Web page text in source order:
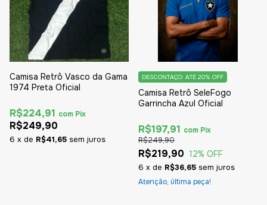
Camisa Retrô Vasco da Gama
1974 Preta Oficial
R$249,90
6 x de R$41,65 sem juros
R$224,91 com Pix
Camisa Retrô SeleFogo
Garrincha Azul Oficial
R$219,90
R$249,90
12% OFF
6 x de R$36,65 sem juros
DESCONTAÇO: ATÉ 20% OFF
R$197,91 com Pix
Atenção, última peça!